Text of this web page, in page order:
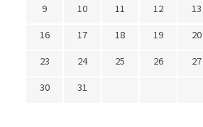
9
10 11 12 13
16
17 18 19 20
23
24 25 26 27
30
31